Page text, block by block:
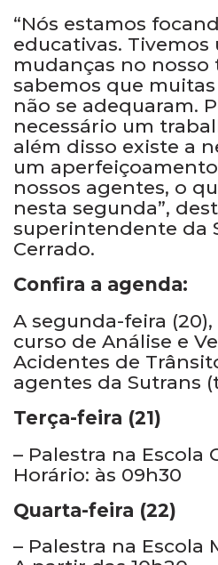
“Nós estamos
educativas. Tivemos
mudanças no nosso
sabemos que
não se adequaram.
necessário um
além disso existe a
um
nossos agentes, o
nesta segunda”,
superintendente da
Cerrado.
Confira a agenda:
A segunda-feira
curso de Análise e
Acidentes de
agentes da Sutrans
Terça-feira (21)
– Palestra na Escola
Horário: às 09h30
Quarta-feira (22)
– Palestra na Escola